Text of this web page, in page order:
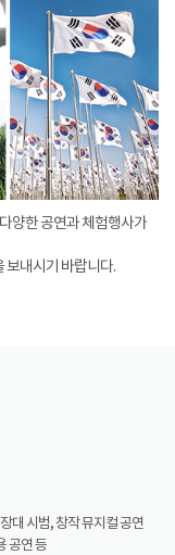
양한 공연과 체험행사가
보내시기 바랍니다.
대 시범, 창작 뮤지컬 공연
공연 등